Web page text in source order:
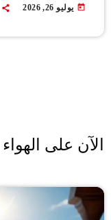
today يوليو 26, 2026
الآن على الهواء